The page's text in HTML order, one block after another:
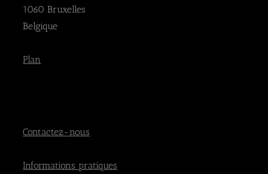
1060 Bruxelles
Belgique
Plan
Contactez-nous
Informations pratiques